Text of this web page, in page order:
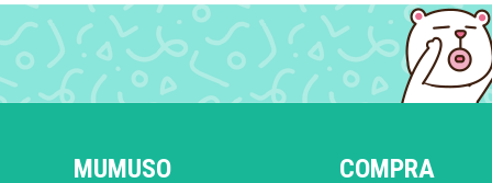
MUMUSO COMPRA